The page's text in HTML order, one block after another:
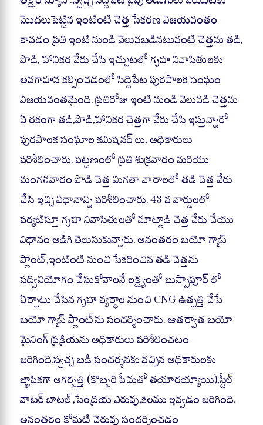
A
ppoka
m
మొదలుపెట్టిన ఇంటింటి చెత్త సేకరణ విజయవంతం
కావడం ప్రతి ఇంటి నుండి వెలువబడినటువంటి చెత్తను తడి,
పొడి, హానికర వేరు చేసి ఇచ్చుటలో గృహ నివాసితులకు
అవగాహన కల్పించడంలో సిద్దిపేట పురపాలక సంఘం
విజయవంతమైంది. ప్రతిరోజు ఇంటి నుండి వెలువడి చెత్తను
ఏ రకంగా తడి,పొడి,హానికర చెత్తగా వేరు చేసి ఇస్తున్నారో
పురపాలక సంఘాల కమిషనర్ లు, అధికారులు
పరిశీలించారు. పట్టణంలో ప్రతి శుక్రవారం మరియు
మంగళవారం పొడి చెత్త మిగతా వారాలలో తడి చెత్త వేరు
చేసి ఇచ్చి విధానాన్ని పరిశీలించారు. 43 వ వార్డులలో
పర్యటిస్తూ గృహ నివాసితులతో మాట్లాడి చెత్త వేరు చేయు
విధానం అడిగి తెలుసుకున్నారు. అనంతరం బయో గ్యాస్
ప్లాంట్,ఇంటింటి నుంచి సేకరించిన తడి చెత్తను
సద్వినియోగం చేసుకోవాలనే లక్ష్యంతో బుస్సాపూర్ లో
ఏర్పాటు చేసిన గృహ వ్యర్థాల నుంచి CNG ఉత్పత్తి చేసే
బయో గ్యాస్‌ ప్లాంట్‌ను సందర్శించారు. ఆతర్వాత బయో
మైనింగ్ ప్రక్రియను అధికారులు పరిశీలించటం
జరిగింది.స్వచ్చ బడి సందర్శనకు వచ్చిన అధికారులకు
జ్ఞాపికగా అగర్బత్తి (కొబ్బరి పీచుతో తయారయ్యాయి),స్టీల్
వాటర్ బాటల్,సేంద్రియ ఎరువు,కలము ఇవ్వడం జరిగింది.
అనంతరం కోమటి చెరువు సందర్శించడం